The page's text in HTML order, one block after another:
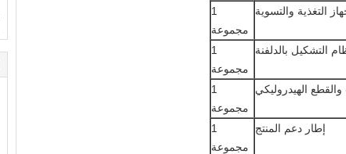
التغذية والتسوية
1
مجموعة
التشكيل بالدلفنة
1
مجموعة
والقطع الهيدروليكي
1
مجموعة
إطار دعم المنتج
1
مجموعة